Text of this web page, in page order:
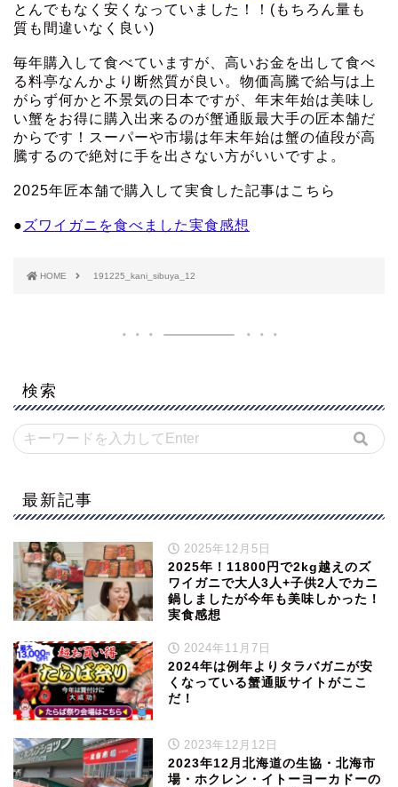
とんでもなく安くなっていました！！(もちろん量も
質も間違いなく良い)
毎年購入して食べていますが、高いお金を出して食べ
る料亭なんかより断然質が良い。物価高騰で給与は上
がらず何かと不景気の日本ですが、年末年始は美味し
い蟹をお得に購入出来るのが蟹通販最大手の匠本舗だ
からです！スーパーや市場は年末年始は蟹の値段が高
騰するので絶対に手を出さない方がいいですよ。
2025年匠本舗で購入して実食した記事はこちら
● ズワイガニを食べました実食感想
HOME 191225_kani_sibuya_12
検索
最新記事
2025年12月5日
2025年！11800円で2kg越えのズ
ワイガニで大人3人+子供2人でカニ
鍋しましたが今年も美味しかった！
実食感想
2024年11月7日
2024年は例年よりタラバガニが安
くなっている蟹通販サイトがここ
だ！
2023年12月12日
2023年12月北海道の生協・北海市
場・ホクレン・イトーヨーカドーの